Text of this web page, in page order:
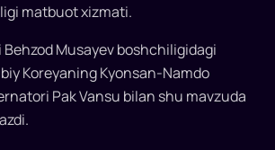
matbuot xizmati.
Musayev boshchiligidagi
Koreyaning Kyonsan-Namdo
Pak Vansu bilan shu mavzuda